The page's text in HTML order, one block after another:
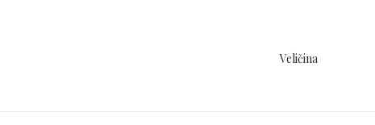
Veličina